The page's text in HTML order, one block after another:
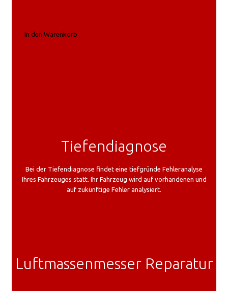
In den Warenkorb
Luftmassenmesser Reparatur
Tiefendiagnose
Bei der Tiefendiagnose findet eine tiefgründe Fehleranalyse
Ihres Fahrzeuges statt. Ihr Fahrzeug wird auf vorhandenen und
auf zukünftige Fehler analysiert.